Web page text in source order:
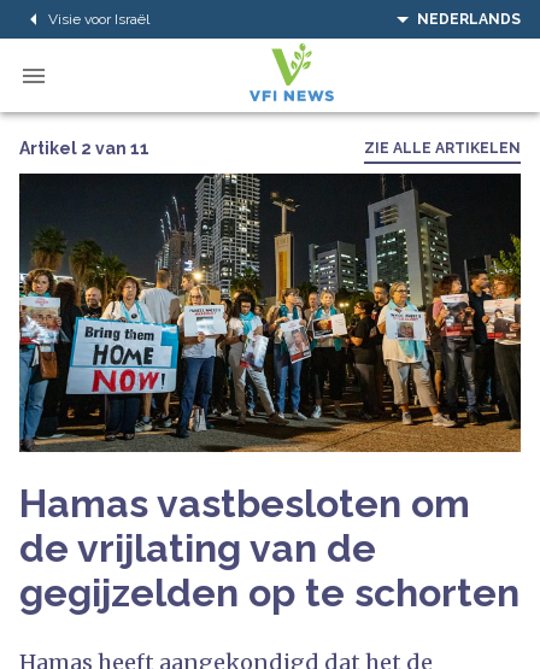
Visie voor Israël NEDERLANDS
Artikel 2 van 11 ZIE ALLE ARTIKELEN
Hamas vastbesloten om
de vrijlating van de
gegijzelden op te schorten
Hamas heeft aangekondigd dat het de